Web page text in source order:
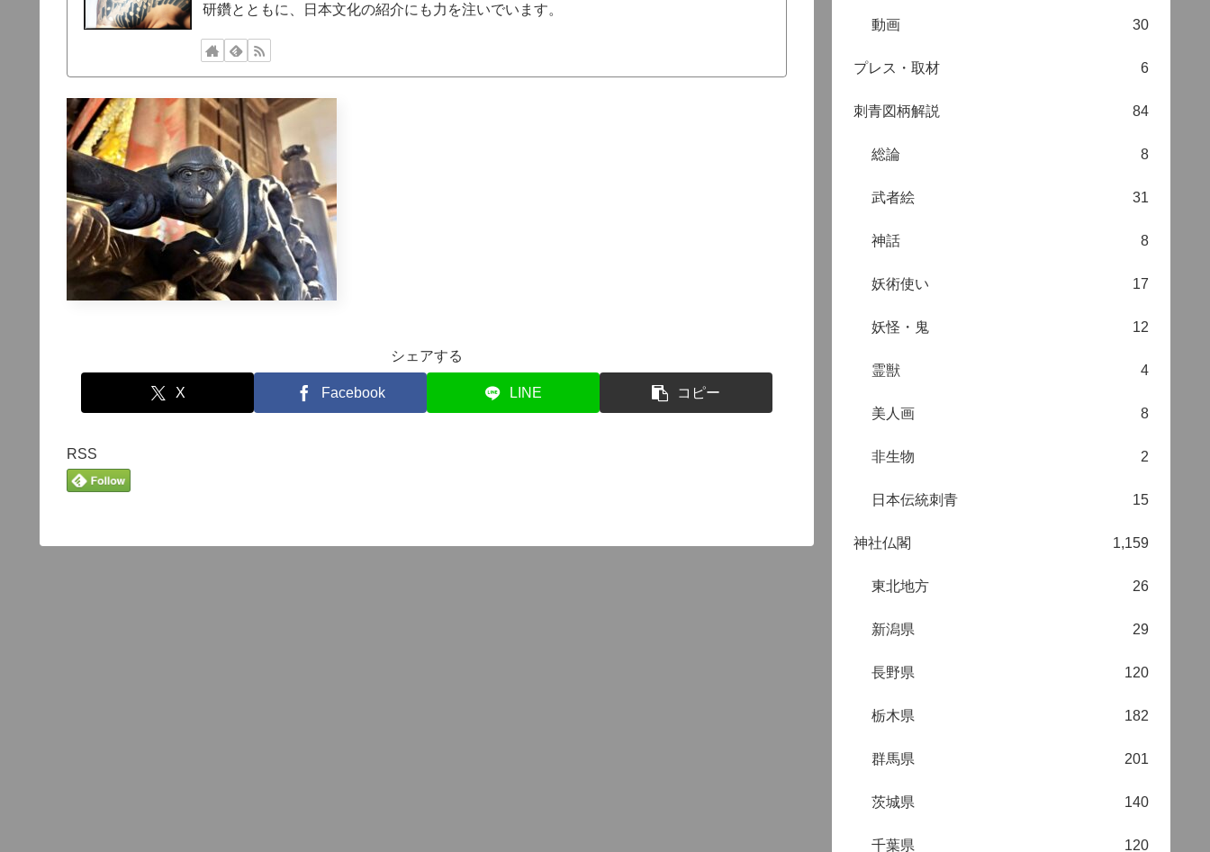
研鑽とともに、日本文化の紹介にも力を注いでいます。
シェアする
X Facebook LINE コピー
RSS
動画 30
プレス・取材 6
刺青図柄解説 84
総論 8
武者絵 31
神話 8
妖術使い 17
妖怪・鬼 12
霊獣 4
美人画 8
非生物 2
日本伝統刺青 15
神社仏閣 1,159
東北地方 26
新潟県 29
長野県 120
栃木県 182
群馬県 201
茨城県 140
千葉県 120